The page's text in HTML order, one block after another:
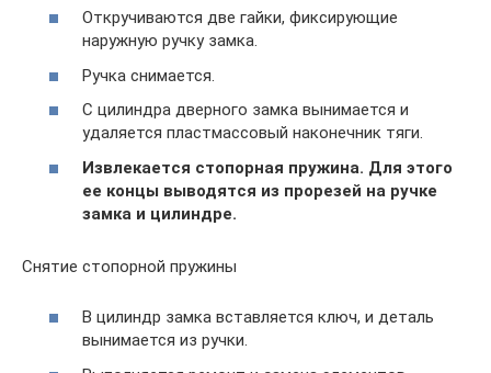
Откручиваются две гайки, фиксирующие
наружную ручку замка.
Ручка снимается.
С цилиндра дверного замка вынимается и
удаляется пластмассовый наконечник тяги.
Извлекается стопорная пружина. Для этого
ее концы выводятся из прорезей на ручке
замка и цилиндре.
Снятие стопорной пружины
В цилиндр замка вставляется ключ, и деталь
вынимается из ручки.